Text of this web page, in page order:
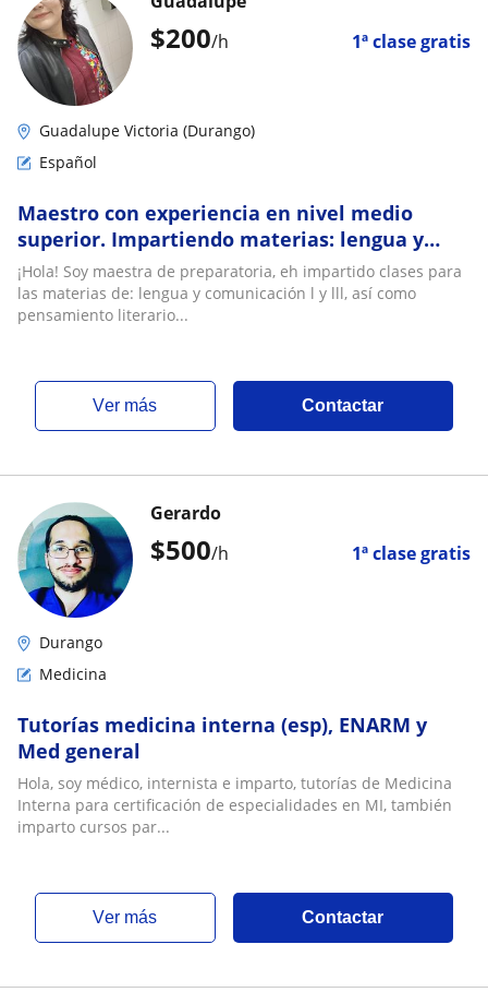
$200/h 1ª clase gratis
Guadalupe Victoria (Durango)
Español
Maestro con experiencia en nivel medio
superior. Impartiendo materias: lengua y
comunicación l y lll, pensamiento literario
¡Hola! Soy maestra de preparatoria, eh impartido clases para
las materias de: lengua y comunicación l y lll, así como
pensamiento literario...
ver más Contactar
$500/h 1ª clase gratis
Gerardo
Durango
Medicina
Tutorías medicina interna (esp), ENARM y
Med general
Hola, soy médico, internista e imparto, tutorías de Medicina
Interna para certificación de especialidades en MI, también
imparto cursos par...
ver más Contactar